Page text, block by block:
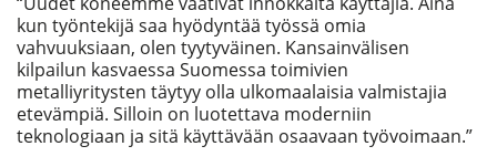
kun työntekijä saa hyödyntää työssä omia
vahvuuksiaan, olen tyytyväinen. Kansainvälisen
kilpailun kasvaessa Suomessa toimivien
metalliyritysten täytyy olla ulkomaalaisia valmistajia
etevämpiä. Silloin on luotettava moderniin
teknologiaan ja sitä käyttävään osaavaan työvoimaan.”